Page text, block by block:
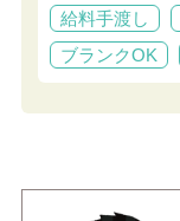
給料手渡し
ブランクOK